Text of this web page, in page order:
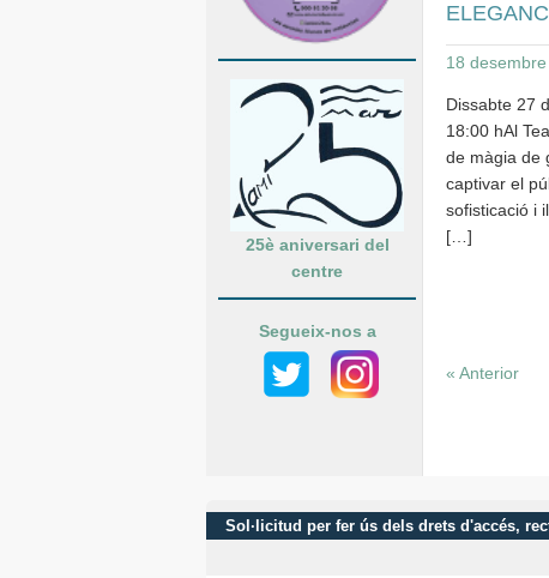
25è aniversari del
centre
Segueix-nos a
18
Dissabte 27
18:00 hAl
de màgia de
captivar el
sofisticació i
[…]
« Anterior
Sol·licitud per fer ús dels drets d'accés,